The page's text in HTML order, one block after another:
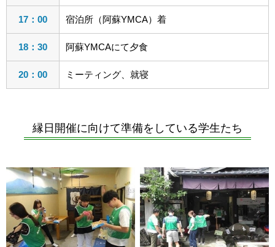
17：00 宿泊所（阿蘇YMCA）着
18：30 阿蘇YMCAにて夕食
20：00 ミーティング、就寝
縁日開催に向けて準備をしている学生たち